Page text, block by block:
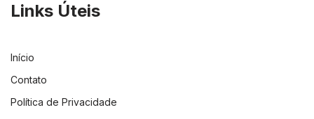
Links Úteis
Início
Contato
Política de Privacidade